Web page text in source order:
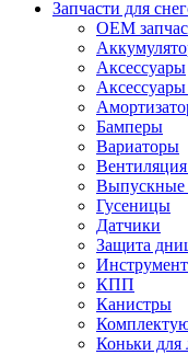
Запчасти для
OEM
Аксессуары
Бамперы
Вариаторы
Выпускные
Гусеницы
Датчики
Защита
КПП
Канистры
Коньки